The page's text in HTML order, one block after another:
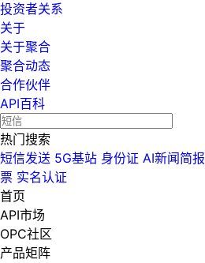
投资者关系
关于
关于聚合
聚合动态
合作伙伴
API百科
热门搜索
短信发送 5G基站 身份证 AI新闻简报
票 实名认证
首页
API市场
OPC社区
产品矩阵